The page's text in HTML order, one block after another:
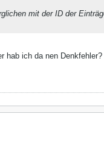
mit der ID der
hab ich da nen Denkfehler?